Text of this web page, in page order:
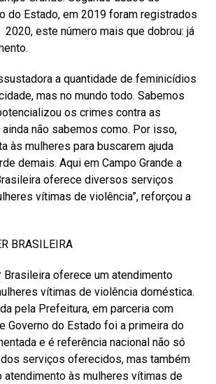
do Estado, em 2019 foram registrados
este número mais que dobrou: já
a quantidade de feminicídios
mas no mundo todo. Sabemos
os crimes contra as
não sabemos como. Por isso,
às mulheres para buscarem ajuda
demais. Aqui em Campo Grande a
oferece diversos serviços
vítimas de violência”, reforçou a
BRASILEIRA
Brasileira oferece um atendimento
vítimas de violência doméstica.
pela Prefeitura, em parceria com
Governo do Estado foi a primeira do
e é referência nacional não só
serviços oferecidos, mas também
atendimento às mulheres vítimas de